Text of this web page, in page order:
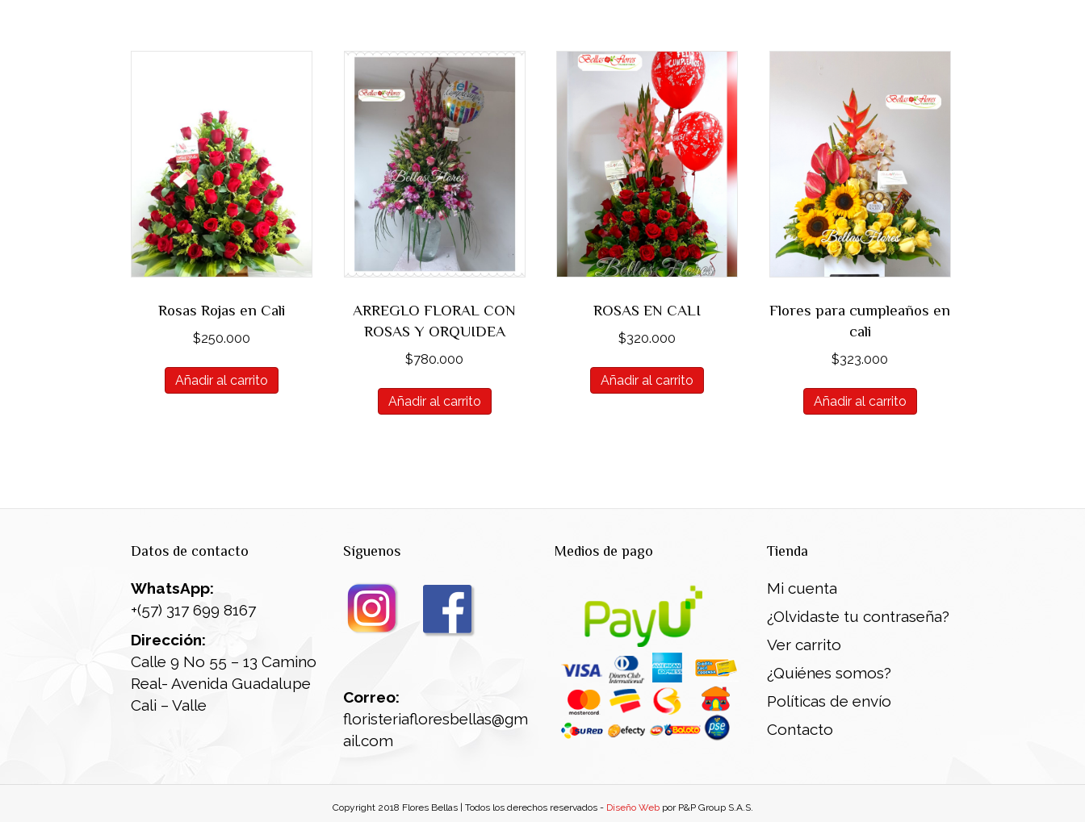
Rosas Rojas en Cali
$250.000
Añadir al carrito
ARREGLO FLORAL CON
ROSAS Y ORQUIDEA
$780.000
Añadir al carrito
ROSAS EN CALI
$320.000
Añadir al carrito
Flores para cumpleaños en
cali
$323.000
Añadir al carrito
Datos de contacto
WhatsApp:
+(57) 317 699 8167
Dirección:
Calle 9 No 55 – 13 Camino
Real- Avenida Guadalupe
Cali – Valle
Síguenos
Correo:
floristeriafloresbellas@gm
ail.com
Medios de pago Tienda
Mi cuenta
¿Olvidaste tu contraseña?
Ver carrito
¿Quiénes somos?
Políticas de envío
Contacto
Copyright 2018 Flores Bellas | Todos los derechos reservados - Diseño Web por P&P Group S.A.S.